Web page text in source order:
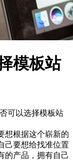
模板站
可以选择模板站
想根据这个崭新的
己要想给找准位置
的产品，拥有自己